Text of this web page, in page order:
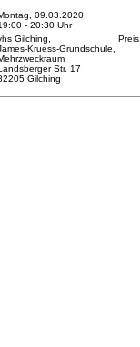
09.03.2020
- 20:30 Uhr
Gilching,
Kruess-Grundschule,
Str. 17
Gilching